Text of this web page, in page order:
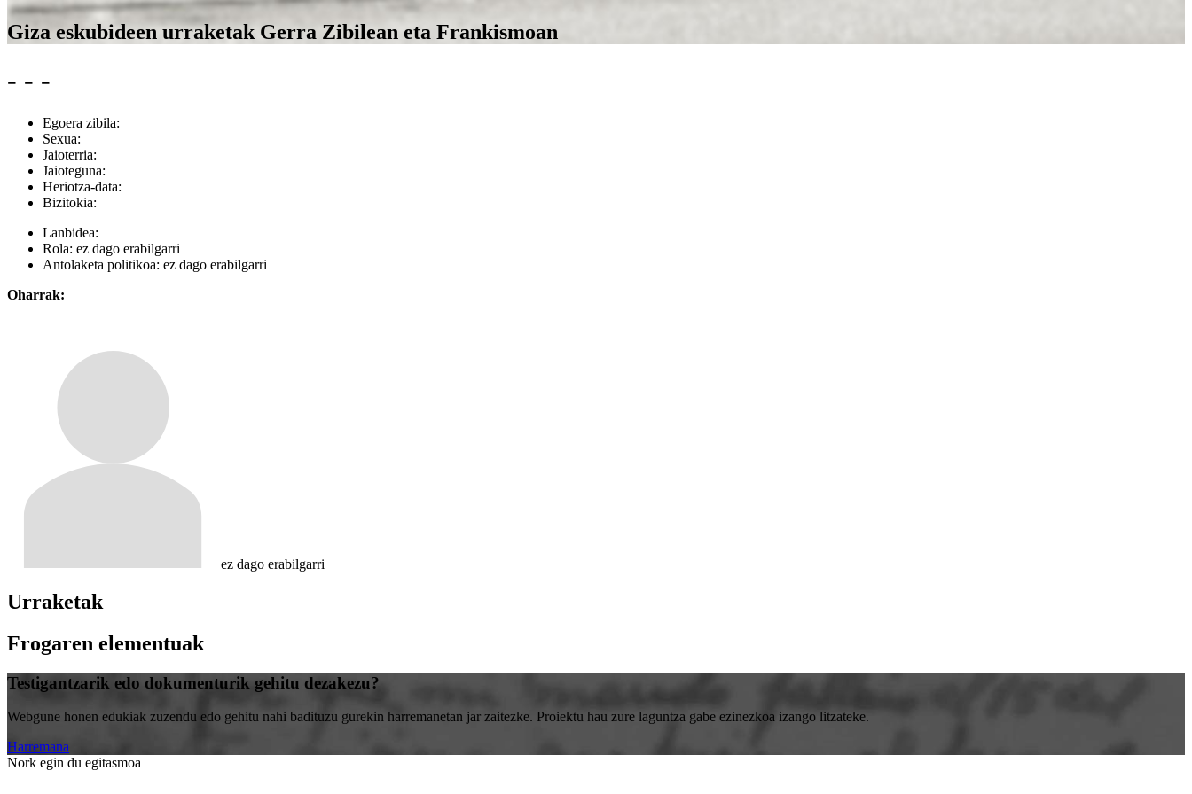
Giza eskubideen urraketak Gerra Zibilean eta Frankismoan
- - -
Egoera zibila:
Sexua:
Jaioterria:
Jaioteguna:
Heriotza-data:
Bizitokia:
Lanbidea:
Rola: ez dago erabilgarri
Antolaketa politikoa: ez dago erabilgarri
Oharrak:
ez dago erabilgarri
Urraketak
Frogaren elementuak
Testigantzarik edo dokumenturik gehitu dezakezu?
Webgune honen edukiak zuzendu edo gehitu nahi badituzu gurekin harremanetan jar zaitezke. Proiektu hau zure laguntza gabe ezinezkoa izango litzateke.
Harremana
Nork egin du egitasmoa